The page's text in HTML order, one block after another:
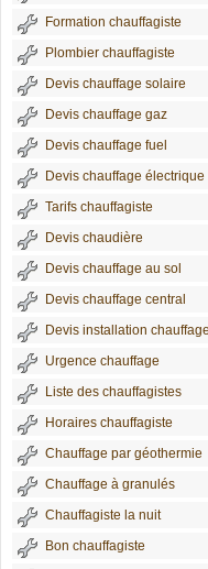
Formation chauffagiste
Plombier chauffagiste
Devis chauffage solaire
Devis chauffage gaz
Devis chauffage fuel
Devis chauffage électrique
Tarifs chauffagiste
Devis chaudière
Devis chauffage au sol
Devis chauffage central
Devis installation chauffage
Urgence chauffage
Liste des chauffagistes
Horaires chauffagiste
Chauffage par géothermie
Chauffage à granulés
Chauffagiste la nuit
Bon chauffagiste